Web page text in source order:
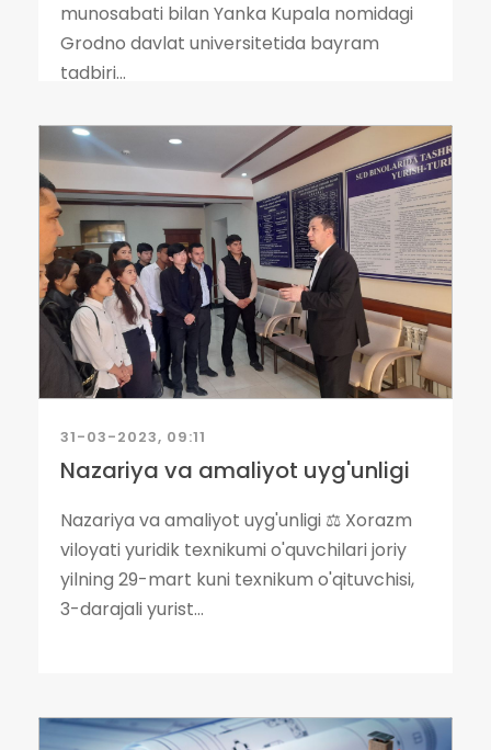
munosabati bilan Yanka Kupala nomidagi
Grodno davlat universitetida bayram
tadbiri...
31-03-2023, 09:11
Nazariya va amaliyot uyg'unligi
Nazariya va amaliyot uyg'unligi ⚖️ Xorazm
viloyati yuridik texnikumi o'quvchilari joriy
yilning 29-mart kuni texnikum o'qituvchisi,
3-darajali yurist...